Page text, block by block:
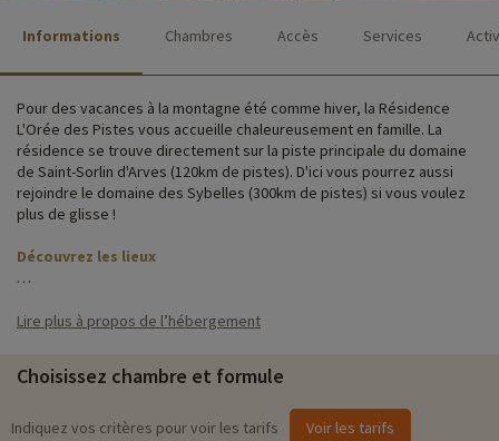
Informations Chambres Accès Services
Pour des vacances à la montagne été comme hiver, la Résidence
L'Orée des Pistes vous accueille chaleureusement en famille. La
résidence se trouve directement sur la piste principale du domaine
de Saint-Sorlin d'Arves (120km de pistes). D'ici vous pourrez aussi
rejoindre le domaine des Sybelles (300km de pistes) si vous voulez
plus de glisse !
Découvrez les lieux
un espace détente et vous vous trouverez à proximité les premiers
Les chalets savoyards de la résidence sont parfaitement adaptés aux
familles. Tout équipés, ils peuvent accueillir jusqu'à 10 personnes
dans un appartement. De plus, leur vue sur les montagnes en font de
Lire plus à propos de l’hébergement
Choisissez chambre et formule
Indiquez vos critères pour voir les tarifs Voir les tarifs